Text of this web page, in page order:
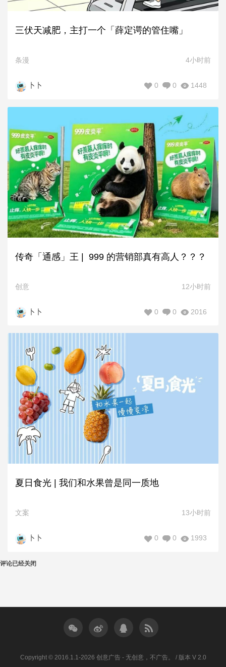
三伏天减肥，主打一个「薛定谔的管住嘴」
条漫 4小时前
卜卜 1448
0
0
传奇「通感」王 | 999 的营销部真有高人？？？
创意 12小时前
卜卜 2016
0
0
夏日食光 | 我们和水果曾是同一质地
文案 13小时前
卜卜 1993
0
0
评论已经关闭
Copyright © 2016.1.1-2026 创意广告 - 无创意，不广告。 / 版本 V 2.0